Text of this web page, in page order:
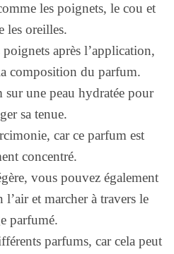
les poignets, le cou et
les oreilles.
après l’application,
composition du parfum.
une peau hydratée pour
sa tenue.
car ce parfum est
concentré.
vous pouvez également
et marcher à travers le
parfumé.
parfums, car cela peut